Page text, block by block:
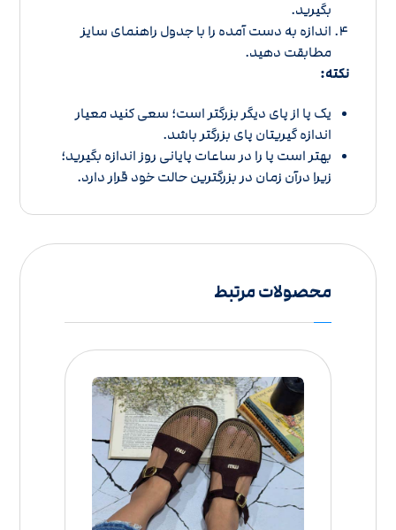
بگیرید.
اندازه به دست آمده را باجدول راهنمای سایز
مطابقت دهید.
نکته:
یک پا از پای دیگر بزرگتر است؛ سعی کنید معیار
اندازه گیریتان پای بزرگتر باشد.
بهتر است پا را در ساعات پایانی روز اندازه بگیرید؛
زیرا درآن زمان در بزرگترین حالت خود قرار دارد.
محصولات مرتبط